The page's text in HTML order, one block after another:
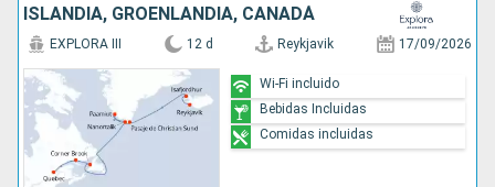
ISLANDIA, GROENLANDIA, CANADÁ
EXPLORA III 12 d Reykjavik 17/09/2026
Wi-Fi incluido
Bebidas Incluidas
Comidas incluidas